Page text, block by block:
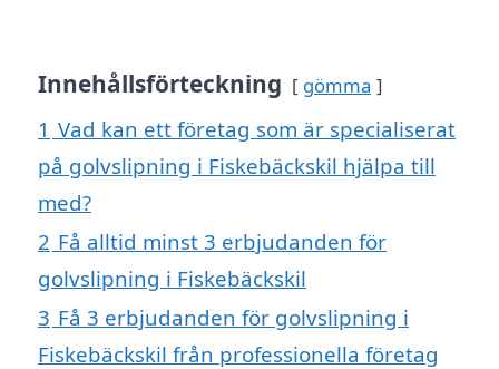
Innehållsförteckning gömma
1 Vad kan ett företag som är specialiserat
på golvslipning i Fiskebäckskil hjälpa till
med?
2 Få alltid minst 3 erbjudanden för
golvslipning i Fiskebäckskil
3 Få 3 erbjudanden för golvslipning i
Fiskebäckskil från professionella företag